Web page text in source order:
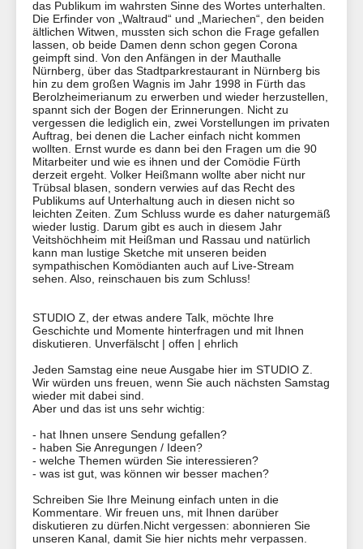
das Publikum im wahrsten Sinne des Wortes unterhalten.
Die Erfinder von „Waltraud“ und „Mariechen“, den beiden
ältlichen Witwen, mussten sich schon die Frage gefallen
lassen, ob beide Damen denn schon gegen Corona
geimpft sind. Von den Anfängen in der Mauthalle
Nürnberg, über das Stadtparkrestaurant in Nürnberg bis
hin zu dem großen Wagnis im Jahr 1998 in Fürth das
Berolzheimerianum zu erwerben und wieder herzustellen,
spannt sich der Bogen der Erinnerungen. Nicht zu
vergessen die lediglich ein, zwei Vorstellungen im privaten
Auftrag, bei denen die Lacher einfach nicht kommen
wollten. Ernst wurde es dann bei den Fragen um die 90
Mitarbeiter und wie es ihnen und der Comödie Fürth
derzeit ergeht. Volker Heißmann wollte aber nicht nur
Trübsal blasen, sondern verwies auf das Recht des
Publikums auf Unterhaltung auch in diesen nicht so
leichten Zeiten. Zum Schluss wurde es daher naturgemäß
wieder lustig. Darum gibt es auch in diesem Jahr
Veitshöchheim mit Heißman und Rassau und natürlich
kann man lustige Sketche mit unseren beiden
sympathischen Komödianten auch auf Live-Stream
sehen. Also, reinschauen bis zum Schluss!
STUDIO Z, der etwas andere Talk, möchte Ihre
Geschichte und Momente hinterfragen und mit Ihnen
diskutieren. Unverfälscht | offen | ehrlich
Jeden Samstag eine neue Ausgabe hier im STUDIO Z.
Wir würden uns freuen, wenn Sie auch nächsten Samstag
wieder mit dabei sind.
Aber und das ist uns sehr wichtig:
- hat Ihnen unsere Sendung gefallen?
​​​​​- haben Sie Anregungen / Ideen?
- welche Themen würden Sie interessieren?
- was ist gut, was können wir besser machen?
Schreiben Sie Ihre Meinung einfach unten in die
Kommentare. Wir freuen uns, mit Ihnen darüber
diskutieren zu dürfen.Nicht vergessen: abonnieren Sie
unseren Kanal, damit Sie hier nichts mehr verpassen.